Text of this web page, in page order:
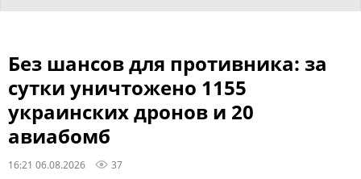
Без шансов для противника: за
сутки уничтожено 1155
украинских дронов и 20
авиабомб
16:21 06.08.2026 37